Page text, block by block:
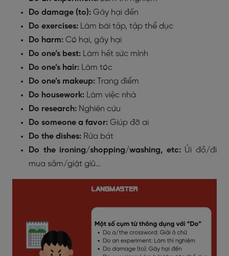
Do damage (to): Gây hại đến
Do exercises: Làm bài tập, tập thể dục
Do harm: Có hại, gây hại
Do one’s best: Làm hết sức mình
Do one’s hair: Làm tóc
Do one’s makeup:
Trang điểm
Do housework: Làm việc nhà
Do research: Nghiên cứu
Do someone a favor: Giúp đỡ ai
Do the dishes: Rửa bát
Do the ironing/shopping/washing, etc:Ủi đồ/đi
mua sắm/giặt giũ…